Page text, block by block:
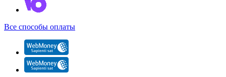
Все способы оплаты